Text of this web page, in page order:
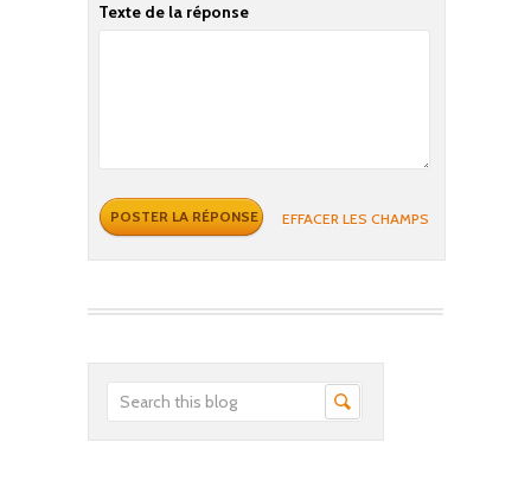
Texte de la réponse
EFFACER LES CHAMPS